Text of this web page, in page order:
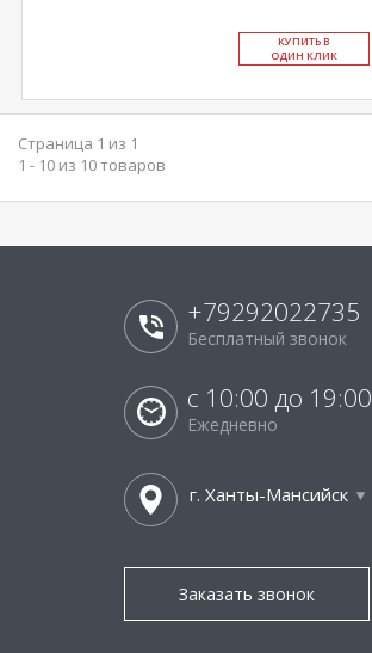
КУ­ПИТЬ В
ОДИН КЛИК
Страница 1 из 1
1 - 10 из 10 товаров
+79292022735
Бесплатный звонок
с 10:00 до 19:00
Ежедневно
г. Ханты-Мансийск
Заказать звонок